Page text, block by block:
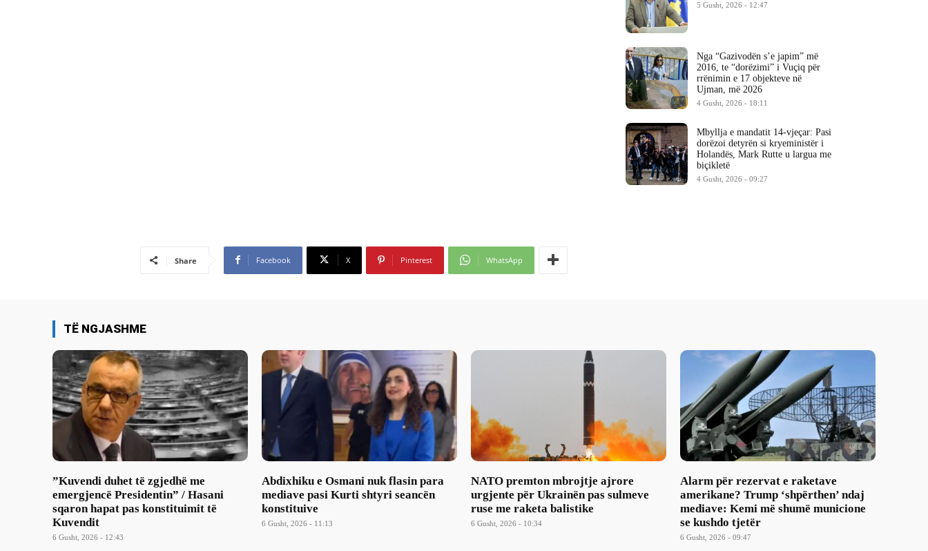
Share Facebook X Pinterest WhatsApp
5 Gusht, 2026 - 12:47
Nga “Gazivodën s’e japim” më
2016, te “dorëzimi” i Vuçiq për
rrënimin e 17 objekteve në
Ujman, më 2026
4 Gusht, 2026 - 18:11
Mbyllja e mandatit 14-vjeçar: Pasi
dorëzoi detyrën si kryeministër i
Holandës, Mark Rutte u largua me
biçikletë
4 Gusht, 2026 - 09:27
TË NGJASHME
​”Kuvendi duhet të zgjedhë me
emergjencë Presidentin” / Hasani
sqaron hapat pas konstituimit të
Kuvendit
6 Gusht, 2026 - 12:43
Abdixhiku e Osmani nuk flasin para
mediave pasi Kurti shtyri seancën
konstituive
6 Gusht, 2026 - 11:13
NATO premton mbrojtje ajrore
urgjente për Ukrainën pas sulmeve
ruse me raketa balistike
6 Gusht, 2026 - 10:34
Alarm për rezervat e raketave
amerikane? Trump ‘shpërthen’ ndaj
mediave: Kemi më shumë municione
se kushdo tjetër
6 Gusht, 2026 - 09:47